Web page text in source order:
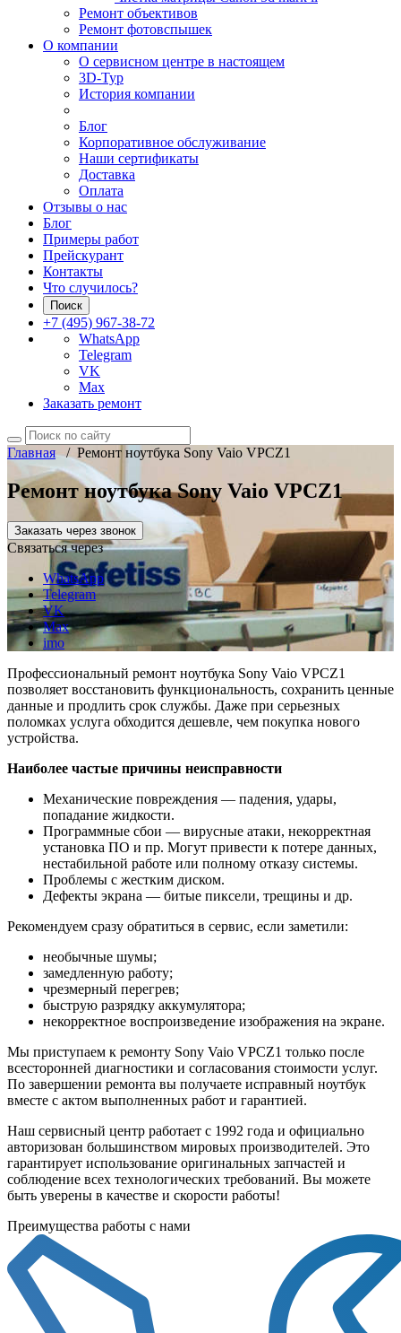
Ремонт объективов
Ремонт фотовспышек
О компании
О сервисном центре в настоящем
3D-Тур
История компании
Блог
Корпоративное обслуживание
Наши сертификаты
Доставка
Оплата
Отзывы о нас
Блог
Примеры работ
Прейскурант
Контакты
Что случилось?
Поиск
+7 (495) 967-38-72
WhatsApp
Telegram
VK
Max
Заказать ремонт
Главная/ Ремонт ноутбука Sony Vaio VPCZ1
Ремонт ноутбука Sony Vaio VPCZ1
Заказать через звонок
Связаться через
WhatsApp
Telegram
VK
Max
imo
Профессиональный ремонт ноутбука Sony Vaio VPCZ1
позволяет восстановить функциональность, сохранить ценные
данные и продлить срок службы. Даже при серьезных
поломках услуга обходится дешевле, чем покупка нового
устройства.
Наиболее частые причины неисправности
Механические повреждения — падения, удары,
попадание жидкости.
Программные сбои — вирусные атаки, некорректная
установка ПО и пр. Могут привести к потере данных,
нестабильной работе или полному отказу системы.
Проблемы с жестким диском.
Дефекты экрана — битые пиксели, трещины и др.
Рекомендуем сразу обратиться в сервис, если заметили:
необычные шумы;
замедленную работу;
чрезмерный перегрев;
быструю разрядку аккумулятора;
некорректное воспроизведение изображения на экране.
Мы приступаем к ремонту Sony Vaio VPCZ1 только после
всесторонней диагностики и согласования стоимости услуг.
По завершении ремонта вы получаете исправный ноутбук
вместе с актом выполненных работ и гарантией.
Наш сервисный центр работает с 1992 года и официально
авторизован большинством мировых производителей. Это
гарантирует использование оригинальных запчастей и
соблюдение всех технологических требований. Вы можете
быть уверены в качестве и скорости работы!
Преимущества работы с нами